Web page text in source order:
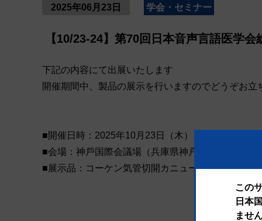
2025年06月23日 学会・セミナー
【10/23-24】第70回日本音声言語医学
下記の内容にて出展いたします
開催期間中、製品の展示を行いますのでどうぞお立
■開催日時：2025年10月23日（木）～10月24日（
■会場：神⼾国際会議場（兵庫県神戸市）
■展示品：コーケン気管切開カニューレ、カニュー
この
日本
ませ